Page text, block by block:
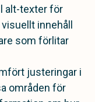
alt-texter för
innehåll
som förlitar
justeringar i
områden för